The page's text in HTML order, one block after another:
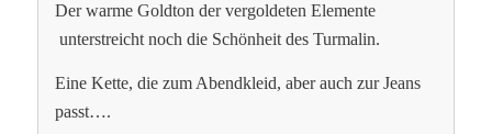
Der warme Goldton der vergoldeten Elemente
unterstreicht noch die Schönheit des Turmalin.
Eine Kette, die zum Abendkleid, aber auch zur Jeans
passt….